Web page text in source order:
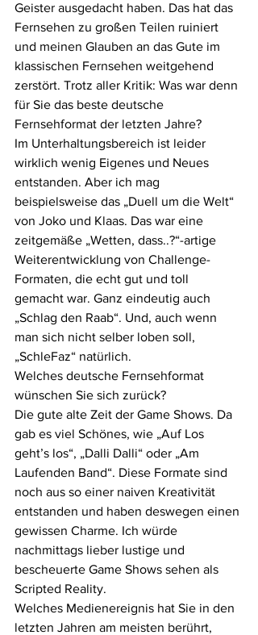
Geister ausgedacht haben. Das hat das
Fernsehen zu großen Teilen ruiniert
und meinen Glauben an das Gute im
klassischen Fernsehen weitgehend
zerstört. Trotz aller Kritik: Was war denn
für Sie das beste deutsche
Fernsehformat der letzten Jahre?
Im Unterhaltungsbereich ist leider
wirklich wenig Eigenes und Neues
entstanden. Aber ich mag
beispielsweise das „Duell um die Welt“
von Joko und Klaas. Das war eine
zeitgemäße „Wetten, dass..?“-artige
Weiterentwicklung von Challenge-
Formaten, die echt gut und toll
gemacht war. Ganz eindeutig auch
„Schlag den Raab“. Und, auch wenn
man sich nicht selber loben soll,
„SchleFaz“ natürlich.
Welches deutsche Fernsehformat
wünschen Sie sich zurück?
Die gute alte Zeit der Game Shows. Da
gab es viel Schönes, wie „Auf Los
geht’s los“, „Dalli Dalli“ oder „Am
Laufenden Band“. Diese Formate sind
noch aus so einer naiven Kreativität
entstanden und haben deswegen einen
gewissen Charme. Ich würde
nachmittags lieber lustige und
bescheuerte Game Shows sehen als
Scripted Reality.
Welches Medienereignis hat Sie in den
letzten Jahren am meisten berührt,